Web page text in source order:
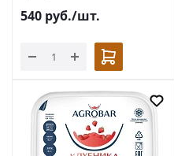
540 руб./шт.